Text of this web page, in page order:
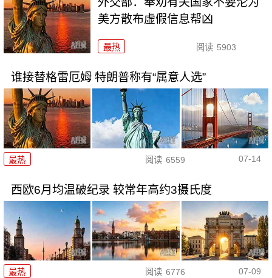
美方散布虚假信息帮凶
最热 阅读 5903
谁接替格雷厄姆 特朗普称有“属意人选”
最热 阅读 6559 07-14
西欧6月均温破纪录 较常年高约3摄氏度
最热 阅读 6776 07-09